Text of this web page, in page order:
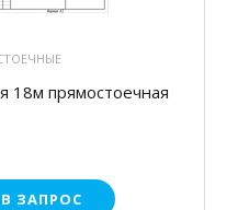
18м прямостоечная
ЗАПРОС